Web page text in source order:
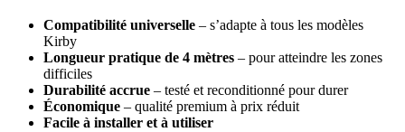
Compatibilité universelle – s’adapte à tous les modèles
Kirby
Longueur pratique de 4 mètres – pour atteindre les zones
difficiles
Durabilité accrue – testé et reconditionné pour durer
Économique – qualité premium à prix réduit
Facile à installer et à utiliser